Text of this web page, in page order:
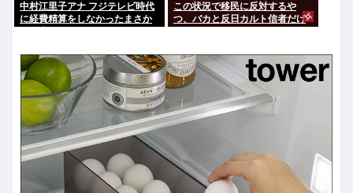
中村江里子アナ フジテレビ時代
に経費精算をしなかったまさか
この状況で移民に反対するや
つ、バカと反日カルト信者だけ